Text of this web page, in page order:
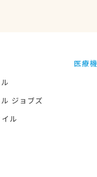
ジョブズ
ル
医療